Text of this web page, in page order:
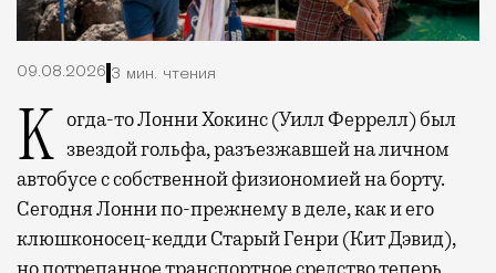
09.08.2026 3 мин. чтения
Когда-то Лонни Хокинс (Уилл Феррелл) был звездой гольфа, разъезжавшей на личном
автобусе с собственной физиономией на борту.
Сегодня Лонни по-прежнему в деле, как и его
клюшконосец-кедди Старый Генри (Кит Дэвид),